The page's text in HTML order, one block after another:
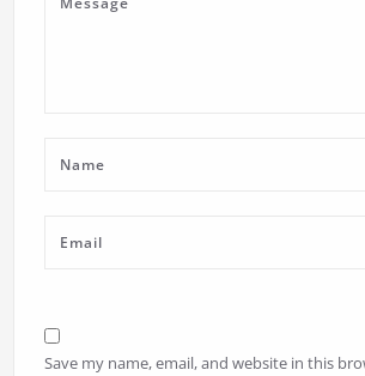
Save my name, email, and website in this